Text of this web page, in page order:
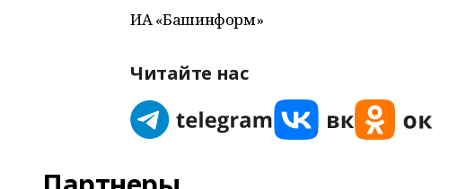
ИА «Башинформ»
Читайте нас